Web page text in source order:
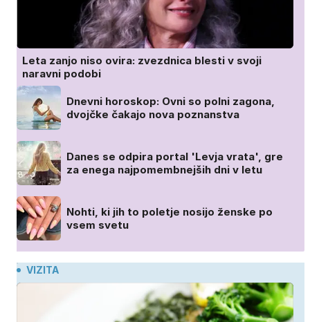
Leta zanjo niso ovira: zvezdnica blesti v svoji
naravni podobi
Dnevni horoskop: Ovni so polni zagona,
dvojčke čakajo nova poznanstva
Danes se odpira portal 'Levja vrata', gre
za enega najpomembnejših dni v letu
Nohti, ki jih to poletje nosijo ženske po
vsem svetu
VIZITA